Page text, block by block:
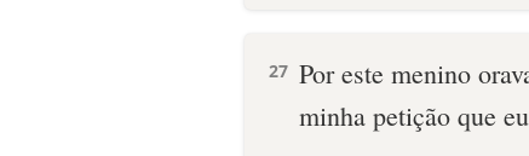
27 Por este menino
minha petição que